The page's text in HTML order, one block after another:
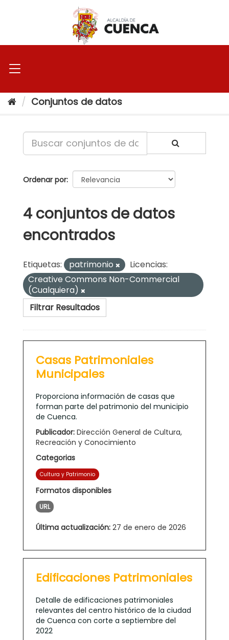
Conjuntos de datos
Ordenar por
4 conjuntos de datos
encontrados
Etiquetas: patrimonio
Licencias:
Creative Commons Non-Commercial
(Cualquiera)
Filtrar Resultados
Casas Patrimoniales
Municipales
Proporciona información de casas que
forman parte del patrimonio del municipio
de Cuenca.
Publicador: Dirección General de Cultura,
Recreación y Conocimiento
Categorias
Cultura y Patrimonio
Formatos disponibles
URL
Última actualización: 27 de enero de 2026
Edificaciones Patrimoniales
Detalle de edificaciones patrimoniales
relevantes del centro histórico de la ciudad
de Cuenca con corte a septiembre del
2022